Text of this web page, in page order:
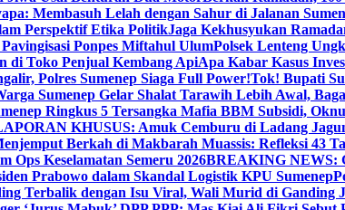
Membasuh Lelah dengan Sahur di Jalanan
Perspektif Etika PolitikJaga Kekhusyukan
Ponpes Miftahul UlumPolsek Lenteng
di Toko Penjual Kembang ApiApa Kabar Kasus
Polres Sumenep Siaga Full Power!Tok! Bupati
Sumenep Gelar Shalat Tarawih Lebih Awal,
Ringkus 5 Tersangka Mafia BBM Subsidi,
KHUSUS: Amuk Cemburu di Ladang
Berkah di Makbarah Muassis: Refleksi 43
Ops Keselamatan Semeru 2026BREAKING NEWS:
Prabowo dalam Skandal Logistik KPU Sumenep
Terbalik dengan Isu Viral, Wali Murid di Ganding